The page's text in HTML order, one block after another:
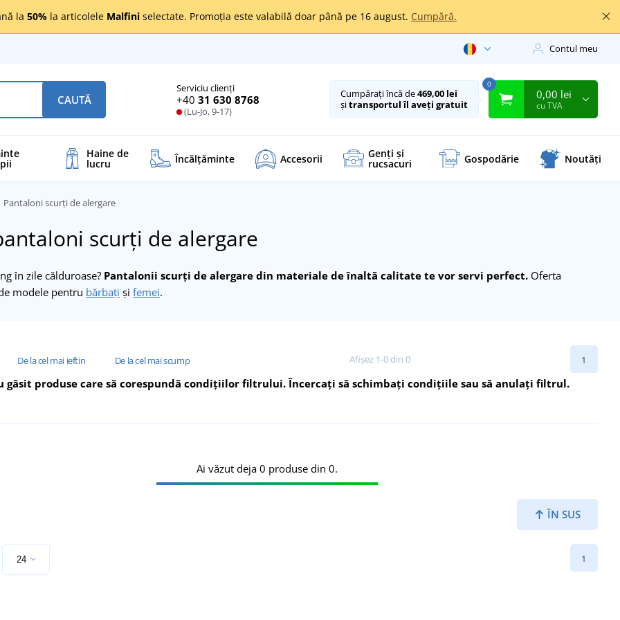
la 50% la articolele Malfini selectate. Promoția este valabilă doar până pe 16 august. Cumpără.
Contul meu
Serviciu clienți
+40 31 630 8768
(Lu-Jo, 9-17)
CAUTĂ Cumpărați încă de469,00 lei
șitransportul îl aveți gratuit
0
0,00 lei
cu TVA
Haine de
lucru Încălţăminte Accesorii Genți și
rucsacuri Gospodărie Noutăți
Pantaloni scurți de alergare
scurți de alergare
în zile călduroase? Pantalonii scurți de alergare din materiale de înaltă calitate te vor servi perfect. Oferta
modele pentru bărbați și femei.
De la cel mai ieftin De la cel mai scump Afișez 1-0 din 0 1
găsit produse care să corespundă condițiilor filtrului. Încercați să schimbați condițiile sau să anulați filtrul.
ÎN SUS
Ai văzut deja 0 produse din 0.
1